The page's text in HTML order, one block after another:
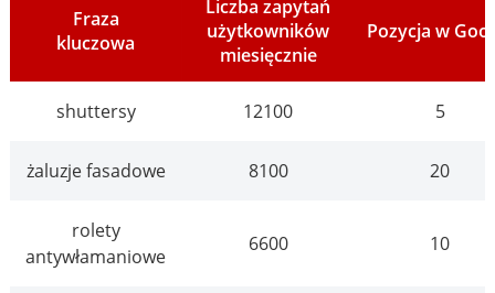
Fraza
kluczowa
Liczba zapytań
użytkowników
miesięcznie
Pozycja w
shuttersy 12100 5
żaluzje fasadowe 8100 20
rolety
antywłamaniowe
6600 10